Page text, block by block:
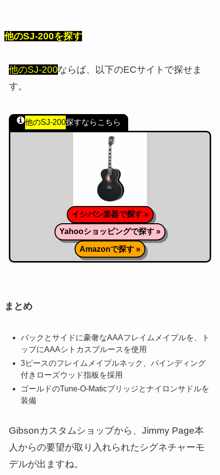
他のSJ-200を探す
他のSJ-200ならば、以下のECサイトで探せま
す。
他のSJ-200探すならこちら
イシバシ楽器で探す »
Yahooショッピングで探す »
Amazonで探す »
まとめ
バックとサイドに豪奢なAAAフレイムメイプルを、ト
ップにAAAシトカスプルースを使用
3ピースのフレイムメイプルネック、バインディング
付きローズウッド指板を採用
ゴールドのTune-O-Maticブリッジとナイロンサドルを
装備
Gibsonカスタムショップから、Jimmy Page本
人からの要望が取り入れられたシグネチャーモ
デルが出ますね。